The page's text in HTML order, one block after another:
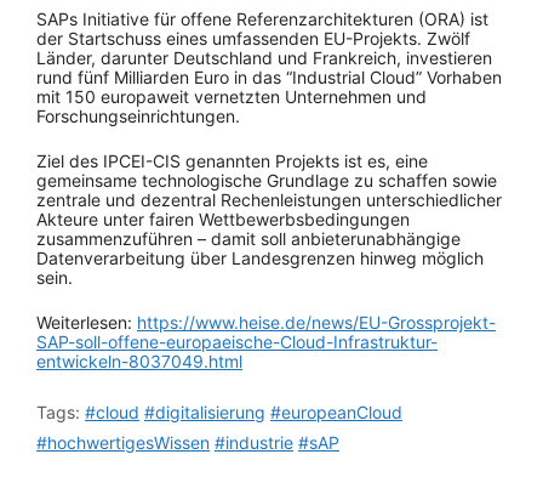
SAPs Initiative für offene Referenzarchitekturen (ORA) ist
der Startschuss eines umfassenden EU-Projekts. Zwölf
Länder, darunter Deutschland und Frankreich, investieren
rund fünf Milliarden Euro in das “Industrial Cloud” Vorhaben
mit 150 europaweit vernetzten Unternehmen und
Forschungseinrichtungen.
Ziel des IPCEI-CIS genannten Projekts ist es, eine
gemeinsame technologische Grundlage zu schaffen sowie
zentrale und dezentral Rechenleistungen unterschiedlicher
Akteure unter fairen Wettbewerbsbedingungen
zusammenzuführen – damit soll anbieterunabhängige
Datenverarbeitung über Landesgrenzen hinweg möglich
sein.
Weiterlesen: https://www.heise.de/news/EU-Grossprojekt-
SAP-soll-offene-europaeische-Cloud-Infrastruktur-
entwickeln-8037049.html
Tags: #cloud #digitalisierung #europeanCloud
#hochwertigesWissen #industrie #sAP